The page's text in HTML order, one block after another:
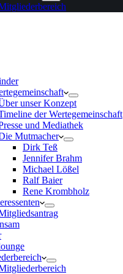
unser Konzept
der Wertegemeinschaft
und Mediathek
Mutmacher
Dirk Teß
Jennifer Brahm
Michael Lößel
Ralf Baier
Rene Krombholz